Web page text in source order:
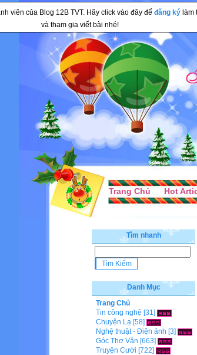
viên của Blog 12B TVT. Hãy click vào đây để đăng ký làm
và tham gia viết bài nhé!
Trang Chủ Hot
Tìm nhanh
Danh Mục
Trang Chủ
Tin công nghệ [31]
Chuyện Lạ [58]
Nghệ thuật - Điện ảnh [3]
Góc Thơ Văn [663]
Truyện Cười [722]